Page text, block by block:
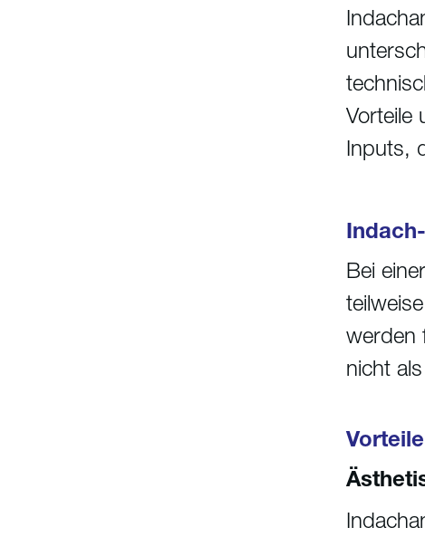
Vorteile
Inputs,
Bei
werden
nicht